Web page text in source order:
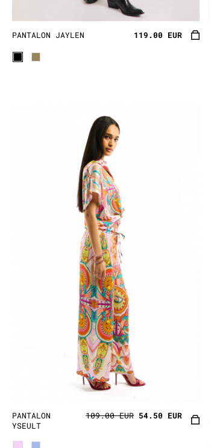
PANTALON JAYLEN 119.00 EUR
PANTALON
YSEULT
109.00 EUR 54.50 EUR